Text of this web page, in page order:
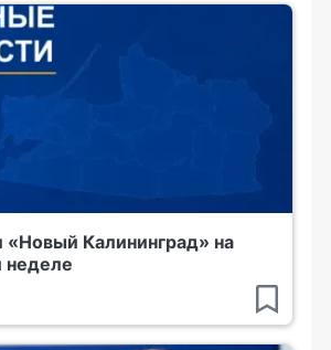
«Новый Калининград» на